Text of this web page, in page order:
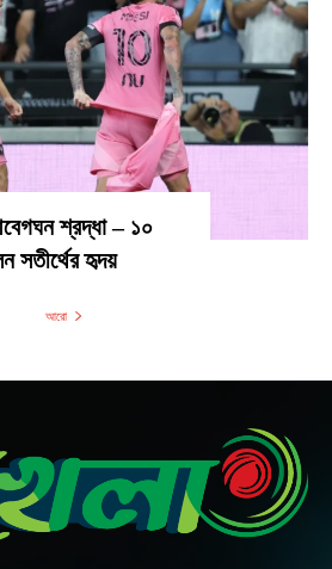
শ্রদ্ধা – ১০
সতীর্থের হৃদয়
আরো